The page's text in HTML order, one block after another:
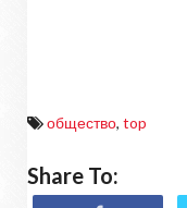
общество, top
Share To: